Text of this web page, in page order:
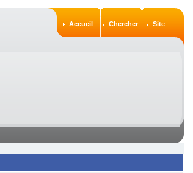
Accueil Chercher Site